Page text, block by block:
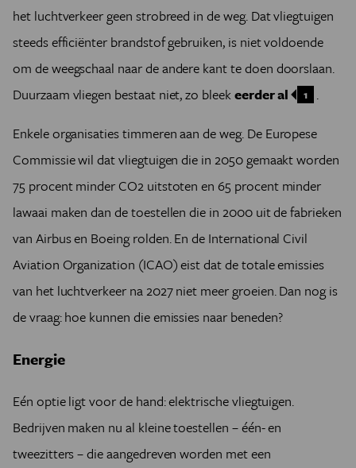
het luchtverkeer geen strobreed in de weg. Dat vliegtuigen
steeds efficiënter brandstof gebruiken, is niet voldoende
om de weegschaal naar de andere kant te doen doorslaan.
Duurzaam vliegen bestaat niet, zo bleekeerder al 1 .
Enkele organisaties timmeren aan de weg. De Europese
Commissie wil dat vliegtuigen die in 2050 gemaakt worden
75 procent minder CO2 uitstoten en 65 procent minder
lawaai maken dan de toestellen die in 2000 uit de fabrieken
van Airbus en Boeing rolden. En de International Civil
Aviation Organization (ICAO) eist dat de totale emissies
van het luchtverkeer na 2027 niet meer groeien. Dan nog is
de vraag: hoe kunnen die emissies naar beneden?
Energie
Eén optie ligt voor de hand: elektrische vliegtuigen.
Bedrijven maken nu al kleine toestellen – één- en
tweezitters – die aangedreven worden met een